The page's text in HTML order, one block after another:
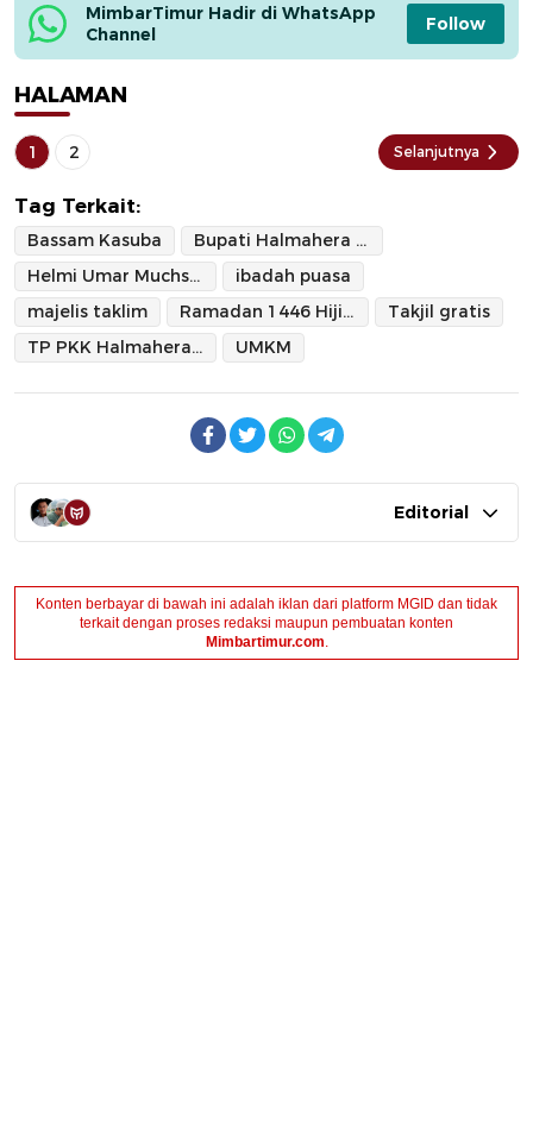
MimbarTimur Hadir di WhatsApp
Channel
Follow
HALAMAN
1 2 Selanjutnya
Tag Terkait:
Bassam Kasuba
Bupati Halmahera Selatan
Helmi Umar Muchsin
ibadah puasa
majelis taklim
Ramadan 1446 Hijiriyah
Takjil gratis
TP PKK Halmahera Selatan
UMKM
Editorial
Konten berbayar di bawah ini adalah iklan dari platform MGID dan tidak
terkait dengan proses redaksi maupun pembuatan konten
Mimbartimur.com